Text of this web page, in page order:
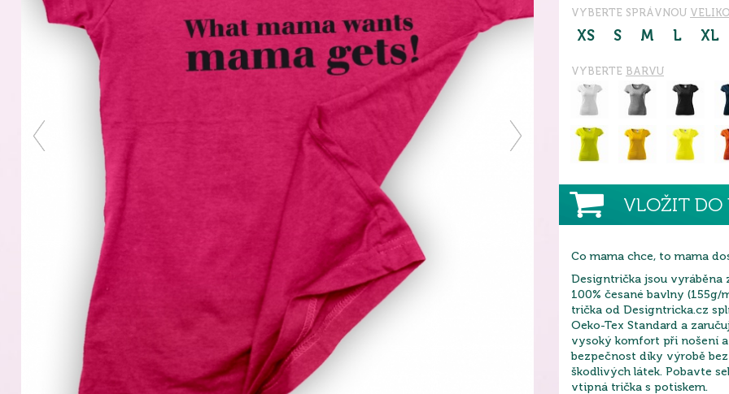
VYBERTE SPRÁVNOU
XS S M L XL
VYBERTE BARVU
VLOŽIT DO
Co mama chce, to mama
Designtrička jsou vyráběna
100% česané bavlny (155g/
trička od Designtricka.cz
Oeko-Tex Standard a
vysoký komfort při nošení
bezpečnost díky výrobě
škodlivých látek. Pobavte
vtipná trička s potiskem.